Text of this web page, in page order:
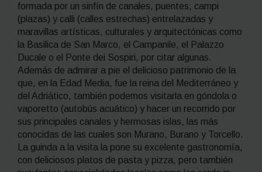
formada por un sinfín de canales, puentes, campi
(plazas) y calli (calles estrechas) entrelazadas y
maravillas artísticas, culturales y arquitectónicas como
la Basilica de San Marco, el Campanile, el Palazzo
Ducale o el Ponte dei Sospiri, por citar algunas.
Además de admirar a pie el delicioso patrimonio de la
que, en la Edad Media, fue la reina del Mediterráneo y
del Adriático, también podemos visitarla en góndola o
vaporetto (autobús acuático) y hacer un recorrido por
sus principales canales y hermosas islas, las más
conocidas de las cuales son Murano, Burano y Torcello.
La guinda a la visita la pone su excelente gastronomía,
con deliciosos platos de pasta y pizza, pero también